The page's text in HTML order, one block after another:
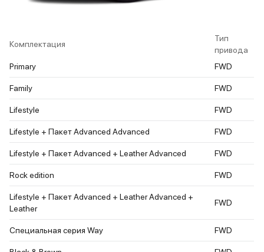
Комплектация
Тип
привода
Primary
FWD
Family FWD
Lifestyle FWD
Lifestyle + Пакет Advanced Advanced FWD
Lifestyle + Пакет Advanced + Leather Advanced FWD
Rock edition FWD
Lifestyle + Пакет Advanced + Leather Advanced +
Leather
FWD
Специальная серия Way FWD